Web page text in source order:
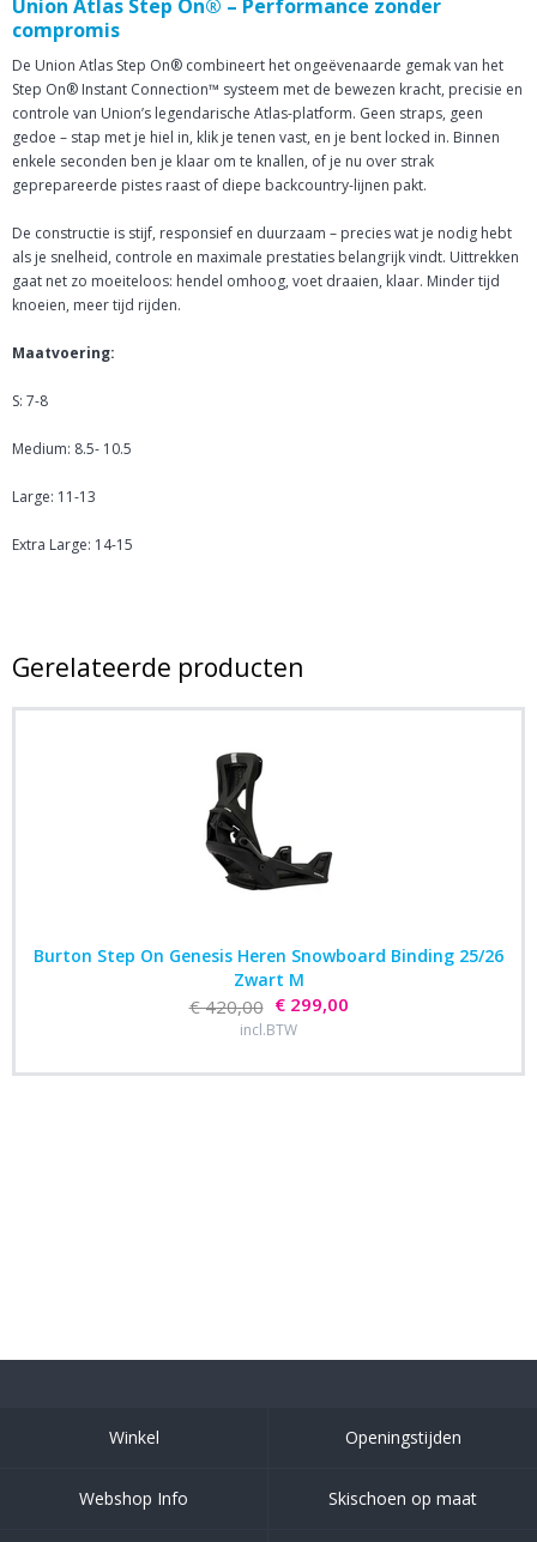
Union Atlas Step On® – Performance zonder
compromis
De Union Atlas Step On® combineert het ongeëvenaarde gemak van het
Step On® Instant Connection™ systeem met de bewezen kracht, precisie en
controle van Union’s legendarische Atlas-platform. Geen straps, geen
gedoe – stap met je hiel in, klik je tenen vast, en je bent locked in. Binnen
enkele seconden ben je klaar om te knallen, of je nu over strak
geprepareerde pistes raast of diepe backcountry-lijnen pakt.
De constructie is stijf, responsief en duurzaam – precies wat je nodig hebt
als je snelheid, controle en maximale prestaties belangrijk vindt. Uittrekken
gaat net zo moeiteloos: hendel omhoog, voet draaien, klaar. Minder tijd
knoeien, meer tijd rijden.
Maatvoering:
S: 7-8
Medium: 8.5- 10.5
Large: 11-13
Extra Large: 14-15
Gerelateerde producten
Burton Step On Genesis Heren Snowboard Binding 25/26
Zwart M
€ 420,00 € 299,00
incl.BTW
Winkel Openingstijden
Webshop Info Skischoen op maat